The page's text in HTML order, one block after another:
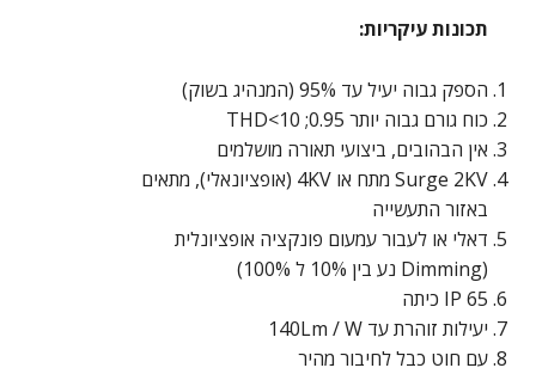
תכונות עיקריות:
הספק גבוה יעיל עד 95% (המנהיג בשוק)
כוח גורם גבוה יותר 0.95; THD<10
אין הבהובים, ביצועי תאורה מושלמים
Surge 2KV מתח או 4KV (אופציונאלי), מתאים
באזור התעשייה
דאלי או לעבור עמעום פונקציה אופציונלית
(Dimming נע בין 10% ל 100%)
IP 65 כיתה
יעילות זוהרת עד 140Lm / W
עם חוט כבל לחיבור מהיר